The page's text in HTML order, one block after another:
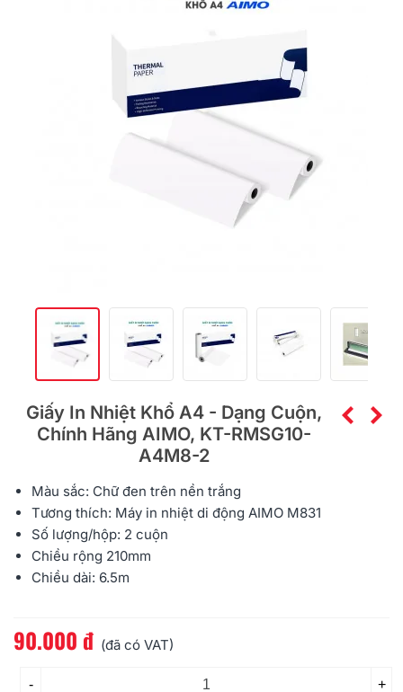
Giấy In Nhiệt Khổ A4 - Dạng Cuộn,
Chính Hãng AIMO, KT-RMSG10-
A4M8-2
Màu sắc: Chữ đen trên nền trắng
Tương thích: Máy in nhiệt di động AIMO M831
Số lượng/hộp: 2 cuộn
Chiều rộng 210mm
Chiều dài: 6.5m
Đọc thêm
90.000 đ (đã có VAT)
- +